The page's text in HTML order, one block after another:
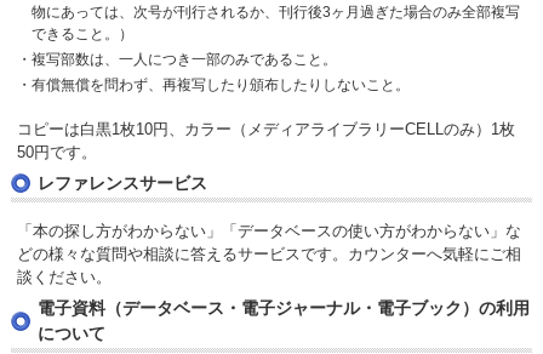
物にあっては、次号が刊行されるか、刊行後3ヶ月過ぎた場合のみ全部複写
できること。）
複写部数は、一人につき一部のみであること。
有償無償を問わず、再複写したり頒布したりしないこと。
コピーは白黒1枚10円、カラー（メディアライブラリーCELLのみ）1枚
50円です。
レファレンスサービス
「本の探し方がわからない」「データベースの使い方がわからない」な
どの様々な質問や相談に答えるサービスです。カウンターへ気軽にご相
談ください。
電子資料（データベース・電子ジャーナル・電子ブック）の利用
について